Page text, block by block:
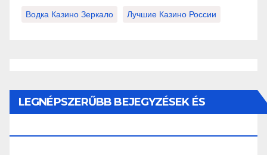
Водка Казино Зеркало Лучшие Казино России
LEGNÉPSZERŰBB BEJEGYZÉSEK ÉS